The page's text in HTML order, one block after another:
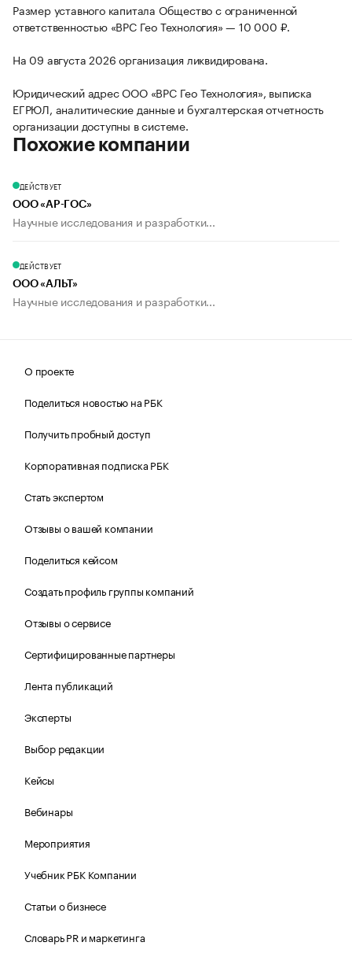
Размер уставного капитала Общество с ограниченной
ответственностью «ВРС Гео Технология» — 10 000 ₽.
На 09 августа 2026 организация ликвидирована.
Юридический адрес ООО «ВРС Гео Технология», выписка
ЕГРЮЛ, аналитические данные и бухгалтерская отчетность
организации доступны в системе.
Похожие компании
ДЕЙСТВУЕТ
ООО «АР-ГОС»
Научные исследования и разработки...
ДЕЙСТВУЕТ
ООО «АЛЬТ»
Научные исследования и разработки...
О проекте
Поделиться новостью на РБК
Получить пробный доступ
Корпоративная подписка РБК
Стать экспертом
Отзывы о вашей компании
Поделиться кейсом
Создать профиль группы компаний
Отзывы о сервисе
Сертифицированные партнеры
Лента публикаций
Эксперты
Выбор редакции
Кейсы
Вебинары
Мероприятия
Учебник РБК Компании
Статьи о бизнесе
Словарь PR и маркетинга